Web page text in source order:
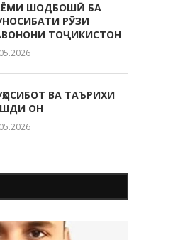
ШОДБОШӢ БА
РӮЗИ
ТОҶИКИСТОН
ВА ТАЪРИХИ
ОН